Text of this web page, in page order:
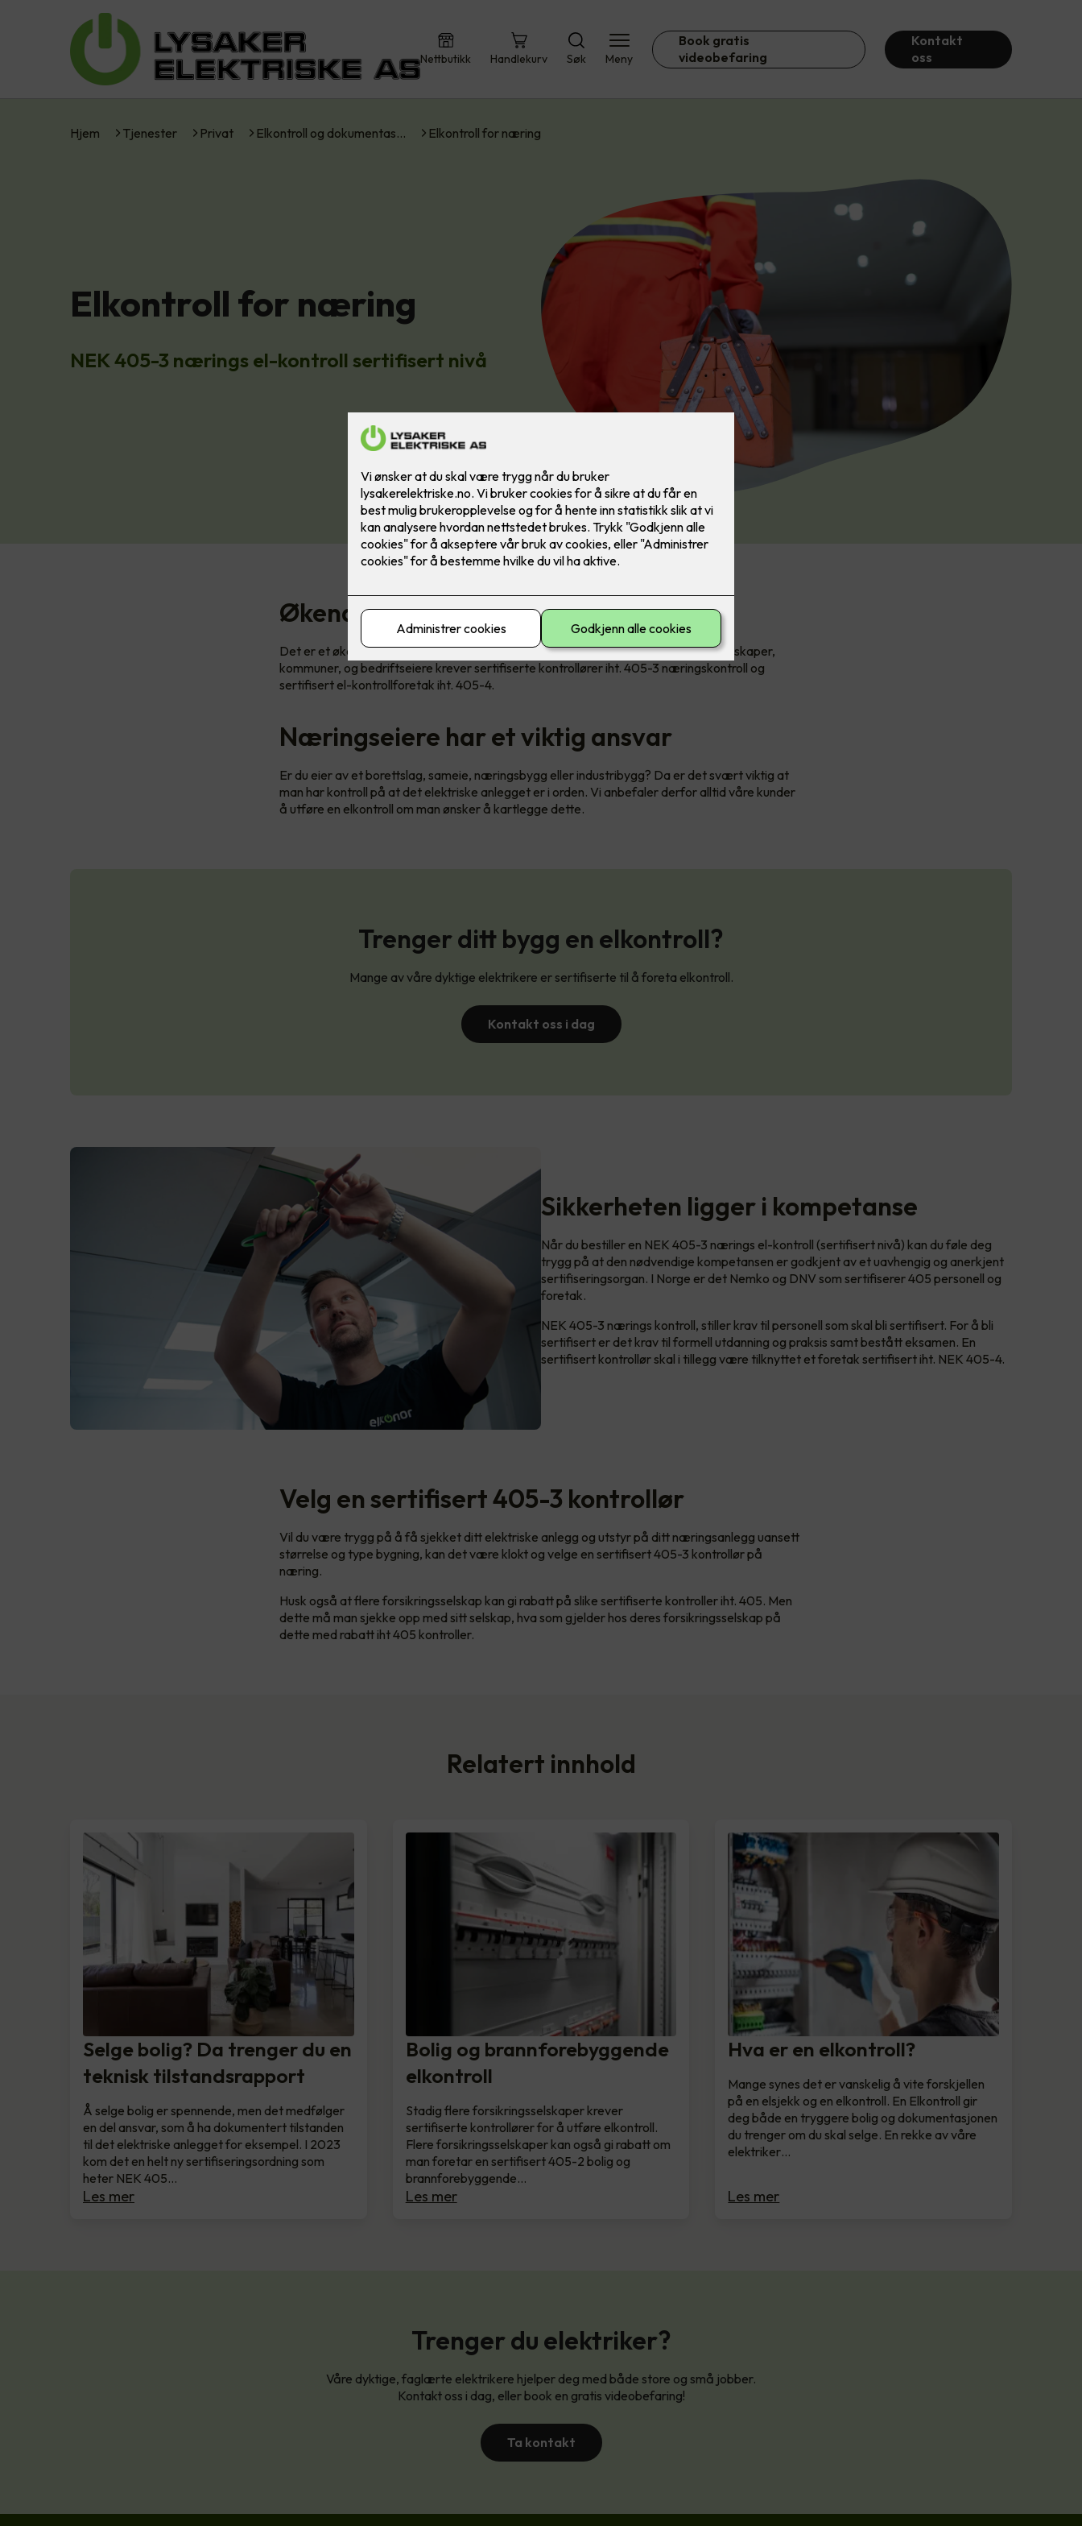
Nettbutikk Handlekurv Søk Meny
Book gratis
videobefaring
Kontakt
oss
Hjem Tjenester Privat Elkontroll og dokumentas… Elkontroll for næring
Elkontroll for næring
NEK 405-3 nærings el-kontroll sertifisert nivå
Økende krav om sertifiseringer
Det er et økende krav til å dokumentere kompetanse, og stadig flere forsikringsselskaper,
kommuner, og bedriftseiere krever sertifiserte kontrollører iht. 405-3 næringskontroll og
sertifisert el-kontrollforetak iht. 405-4.
Næringseiere har et viktig ansvar
Er du eier av et borettslag, sameie, næringsbygg eller industribygg? Da er det svært viktig at
man har kontroll på at det elektriske anlegget er i orden. Vi anbefaler derfor alltid våre kunder
å utføre en elkontroll om man ønsker å kartlegge dette.
Trenger ditt bygg en elkontroll?
Mange av våre dyktige elektrikere er sertifiserte til å foreta elkontroll.
Kontakt oss i dag
Sikkerheten ligger i kompetanse
Når du bestiller en NEK 405-3 nærings el-kontroll (sertifisert nivå) kan du føle deg
trygg på at den nødvendige kompetansen er godkjent av et uavhengig og anerkjent
sertifiseringsorgan. I Norge er det Nemko og DNV som sertifiserer 405 personell og
foretak.
NEK 405-3 nærings kontroll, stiller krav til personell som skal bli sertifisert. For å bli
sertifisert er det krav til formell utdanning og praksis samt bestått eksamen. En
sertifisert kontrollør skal i tillegg være tilknyttet et foretak sertifisert iht. NEK 405-4.
Velg en sertifisert 405-3 kontrollør
Vil du være trygg på å få sjekket ditt elektriske anlegg og utstyr på ditt næringsanlegg uansett
størrelse og type bygning, kan det være klokt og velge en sertifisert 405-3 kontrollør på
næring.
Husk også at flere forsikringsselskap kan gi rabatt på slike sertifiserte kontroller iht. 405. Men
dette må man sjekke opp med sitt selskap, hva som gjelder hos deres forsikringsselskap på
dette med rabatt iht 405 kontroller.
Relatert innhold
Selge bolig? Da trenger du en
teknisk tilstandsrapport
Å selge bolig er spennende, men det medfølger
en del ansvar, som å ha dokumentert tilstanden
til det elektriske anlegget for eksempel. I 2023
kom det en helt ny sertifiseringsordning som
heter NEK 405…
Les mer
Bolig og brannforebyggende
elkontroll
Stadig flere forsikringsselskaper krever
sertifiserte kontrollører for å utføre elkontroll.
Flere forsikringsselskaper kan også gi rabatt om
man foretar en sertifisert 405-2 bolig og
brannforebyggende…
Les mer
Hva er en elkontroll?
Mange synes det er vanskelig å vite forskjellen
på en elsjekk og en elkontroll. En Elkontroll gir
deg både en tryggere bolig og dokumentasjonen
du trenger om du skal selge. En rekke av våre
elektriker…
Les mer
Trenger du elektriker?
Våre dyktige, faglærte elektrikere hjelper deg med både store og små jobber.
Kontakt oss i dag, eller book en gratis videobefaring!
Ta kontakt